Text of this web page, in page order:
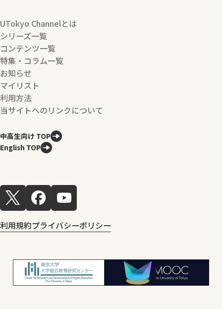
UTokyo Channelとは
シリーズ一覧
コンテンツ一覧
特集・コラム一覧
お知らせ
マイリスト
利用方法
当サイトへのリンクについて
中高生向け TOP
English TOP
利用規約プライバシーポリシー